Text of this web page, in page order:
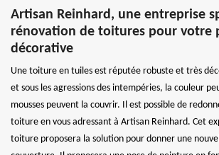
Artisan Reinhard, une entreprise
rénovation de toitures pour votre
décorative
Une toiture en tuiles est réputée robuste et très
et sous les agressions des intempéries, la couleur
mousses peuvent la couvrir. Il est possible de
toiture en vous adressant à Artisan Reinhard. Cet
toiture proposera la solution pour donner une